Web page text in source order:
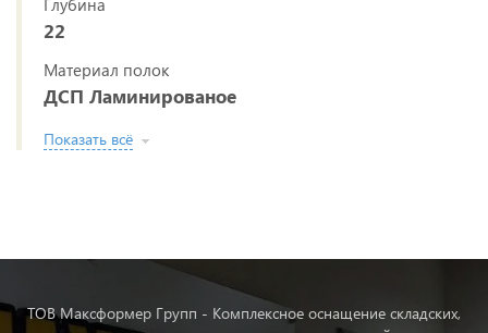
Глубина
22
Материал полок
ДСП Ламинированое
Показать всё
ТОВ Максформер Групп - Комплексное оснащение складских,